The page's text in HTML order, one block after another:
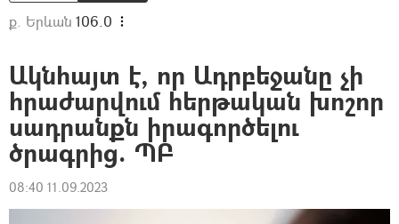
ք. Երևան 106.0
Ակնհայտ է, որ Ադրբեջանը չի
հրաժարվում հերթական խոշոր
սադրանքն իրագործելու
ծրագրից. ՊԲ
08:40 11.09.2023